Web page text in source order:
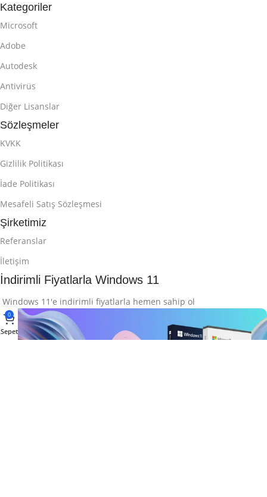
Kategoriler
Microsoft
Adobe
Autodesk
Antivirüs
Diğer Lisanslar
Sözleşmeler
KVKK
Gizlilik Politikası
İade Politikası
Mesafeli Satış Sözleşmesi
Şirketimiz
Referanslar
İletişim
İndirimli Fiyatlarla Windows 11
Windows 11'e indirimli fiyatlarla hemen sahip ol
0
Sepet